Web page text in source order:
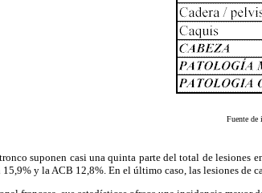
Fuente de
suponen casi una quinta parte del total de lesiones
y la ACB 12,8%. En el último caso, las lesiones de